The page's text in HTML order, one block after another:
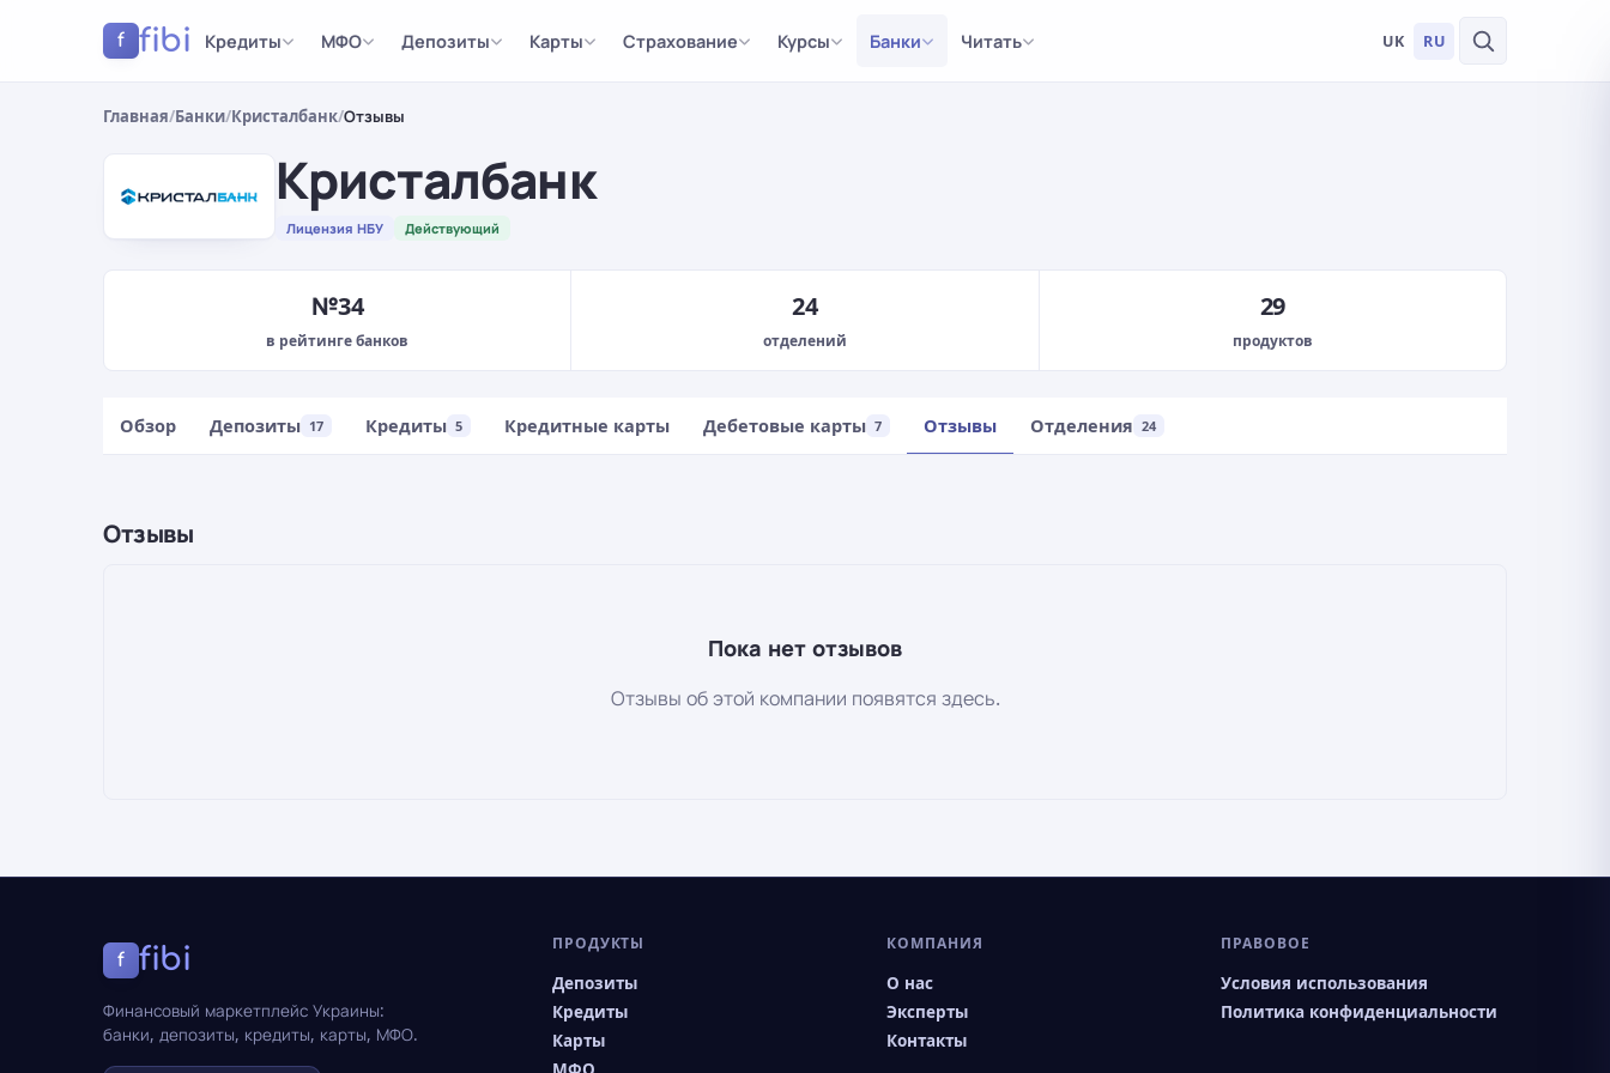
f fibi Кредиты МФО Депозиты Карты Страхование Курсы Банки Читать UK RU
Главная/Банки/Кристалбанк/Отзывы
Кристалбанк
Лицензия НБУ Действующий
№34
в рейтинге банков
24
отделений
29
продуктов
Обзор Депозиты 17 Кредиты 5 Кредитные карты Дебетовые карты 7 Отзывы Отделения 24
Отзывы
Пока нет отзывов
Отзывы об этой компании появятся здесь.
f fibi
Финансовый маркетплейс Украины:
банки, депозиты, кредиты, карты, МФО.
ПРОДУКТЫ
Депозиты
Кредиты
Карты
КОМПАНИЯ
О нас
Эксперты
Контакты
ПРАВОВОЕ
Условия использования
Политика конфиденциальности